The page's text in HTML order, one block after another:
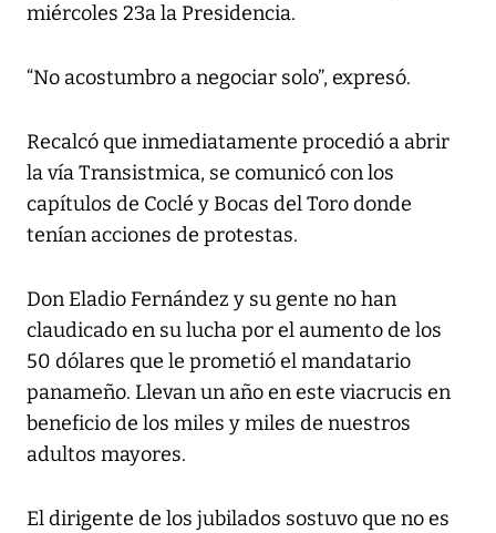
miércoles 23a la Presidencia.
“No acostumbro a negociar solo”, expresó.
Recalcó que inmediatamente procedió a abrir
la vía Transistmica, se comunicó con los
capítulos de Coclé y Bocas del Toro donde
tenían acciones de protestas.
Don Eladio Fernández y su gente no han
claudicado en su lucha por el aumento de los
50 dólares que le prometió el mandatario
panameño. Llevan un año en este viacrucis en
beneficio de los miles y miles de nuestros
adultos mayores.
El dirigente de los jubilados sostuvo que no es